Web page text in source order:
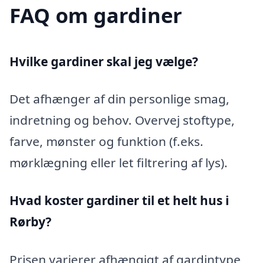
FAQ om gardiner
Hvilke gardiner skal jeg vælge?
Det afhænger af din personlige smag,
indretning og behov. Overvej stoftype,
farve, mønster og funktion (f.eks.
mørklægning eller let filtrering af lys).
Hvad koster gardiner til et helt hus i
Rørby?
Prisen varierer afhængigt af gardintype,